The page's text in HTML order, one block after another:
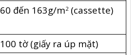
60 đến 163g/m2(cassette)
100 tờ (giấy ra úp mặt)